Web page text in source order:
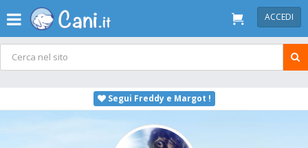
ACCEDI
Segui Freddy e Margot !